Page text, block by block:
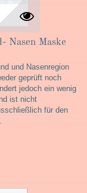
Nasen Maske
und Nasenregion
geprüft noch
jedoch ein wenig
ist nicht
für den